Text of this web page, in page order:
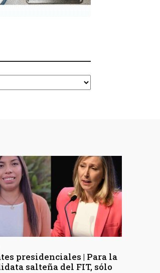
presidenciales | Para la
salteña del FIT, sólo